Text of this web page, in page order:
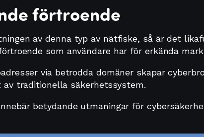
förtroende
av denna typ av nätfiske, så är det
som användare har för erkända
via betrodda domäner skapar
traditionella säkerhetssystem.
betydande utmaningar för